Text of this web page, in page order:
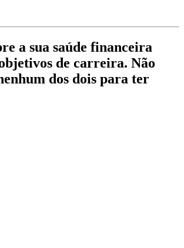
a sua saúde financeira
de carreira. Não
dos dois para ter